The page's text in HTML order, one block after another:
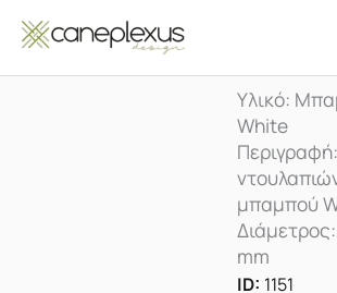
στο
περιεχόμενο
Υλικό:
White
μπαμπού
Διάμετρος:
mm
ID: 1151